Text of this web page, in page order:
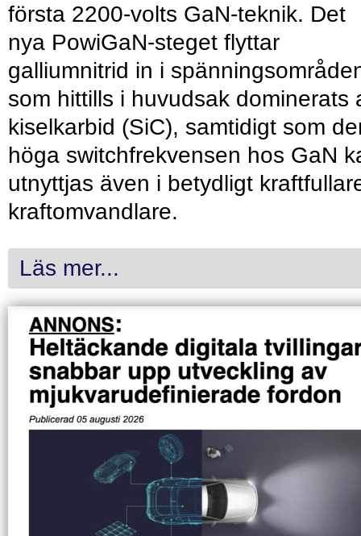
första 2200-volts GaN-teknik. Det
nya PowiGaN-steget flyttar
galliumnitrid in i
som hittills i huvudsak dominerats
kiselkarbid (SiC), samtidigt som
höga switchfrekvensen hos GaN
utnyttjas även i betydligt
kraftomvandlare.
Läs mer...